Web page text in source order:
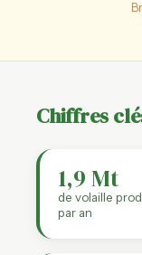
Chiffres
1,9 Mt
de volaille
par an